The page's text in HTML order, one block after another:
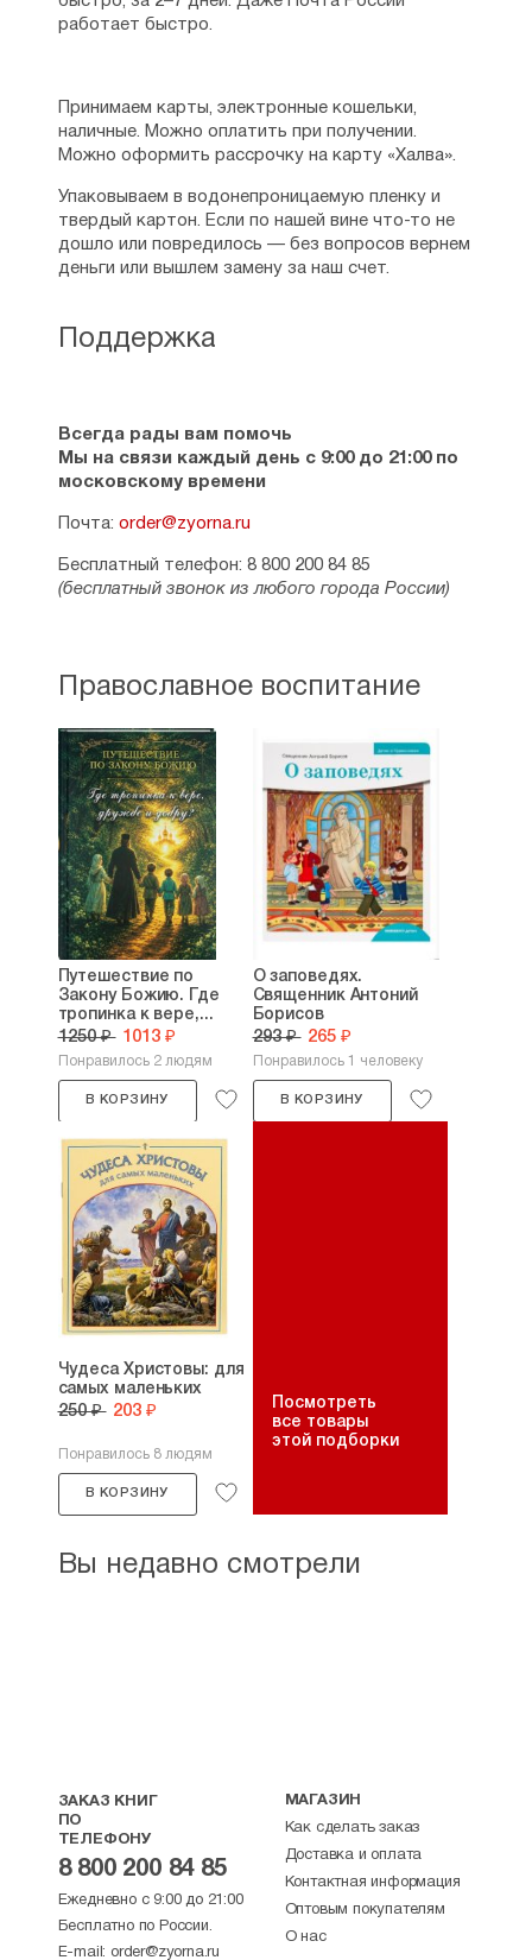
Поддержка
Всегда рады вам помочь
Мы на связи каждый день с 9:00 до 21:00 по
московскому времени
Почта: order@zyorna.ru
Бесплатный телефон: 8 800 200 84 85
(бесплатный звонок из любого города России)
работает быстро.
Принимаем карты, электронные кошельки,
наличные. Можно оплатить при получении.
Можно оформить рассрочку на карту «Халва».
Упаковываем в водонепроницаемую пленку и
твердый картон. Если по нашей вине что-то не
дошло или повредилось — без вопросов вернем
деньги или вышлем замену за наш счет.
Православное воспитание
Путешествие по
Закону Божию. Где
тропинка к вере,...
1250 ₽ 1013 ₽
Понравилось 2 людям
В КОРЗИНУ
О заповедях.
Священник Антоний
Борисов
293 ₽ 265 ₽
Понравилось 1 человеку
В КОРЗИНУ
Чудеса Христовы: для
самых маленьких
250 ₽ 203 ₽
Понравилось 8 людям
В КОРЗИНУ
Посмотреть
все товары
этой подборки
Вы недавно смотрели
ЗАКАЗ КНИГ
ПО
ТЕЛЕФОНУ
8 800 200 84 85
Ежедневно с 9:00 до 21:00
Бесплатно по России.
E-mail: order@zyorna.ru
МАГАЗИН
Как сделать заказ
Доставка и оплата
Контактная информация
Оптовым покупателям
О нас